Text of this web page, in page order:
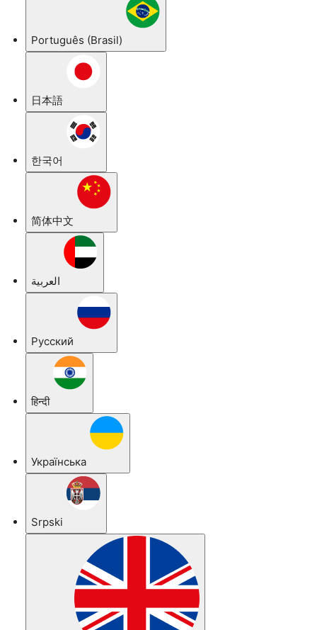
Português (Brasil)
日本語
한국어
简体中文
Русский
हिन्दी
Українська
Srpski